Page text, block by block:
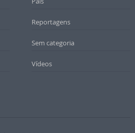
Reportagens
Sem categoria
Vídeos